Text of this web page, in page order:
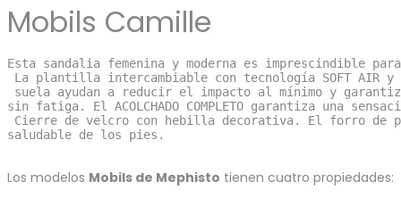
Mobils Camille
Esta sandalia femenina y moderna es imprescindible
La plantilla intercambiable con tecnología SOFT AIR y el
suela ayudan a reducir el impacto al mínimo y
sin fatiga. El ACOLCHADO COMPLETO garantiza una
Cierre de velcro con hebilla decorativa. El forro de
saludable de los pies.
Los modelos Mobils de Mephisto tienen cuatro propiedades: